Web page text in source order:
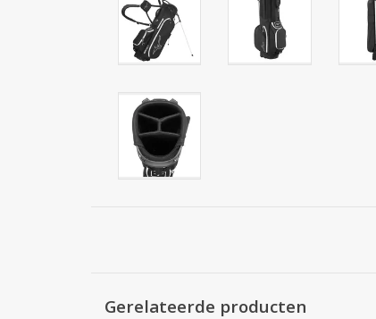
Gerelateerde producten